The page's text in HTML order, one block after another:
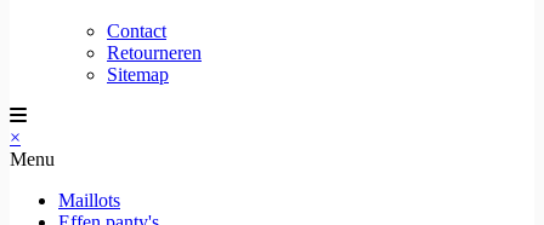
Contact
Retourneren
Sitemap
×
Menu
Maillots